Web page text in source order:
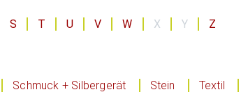
S T U V W X Y Z
Schmuck + Silbergerät Stein Textil